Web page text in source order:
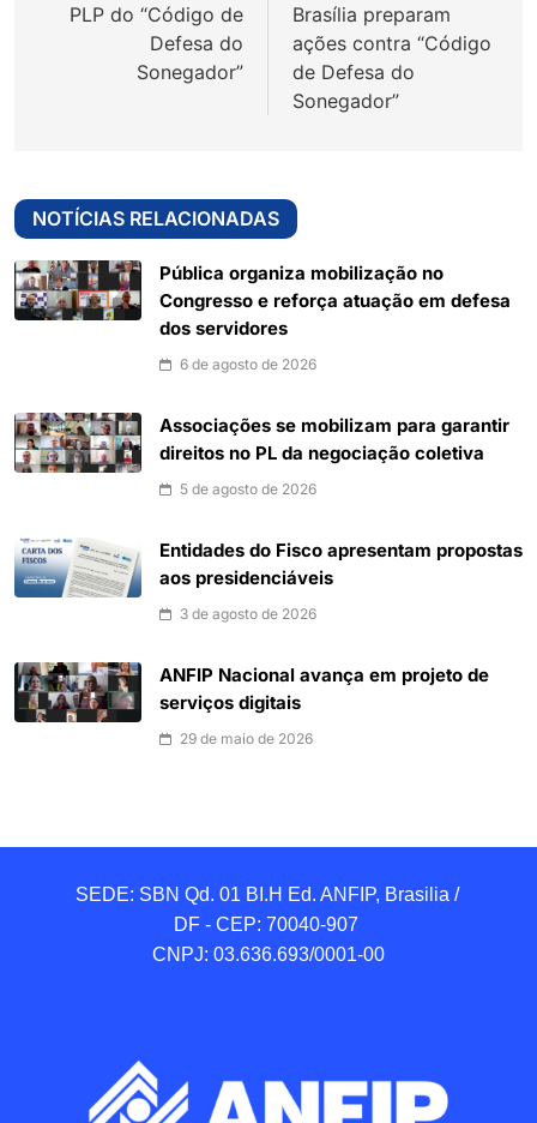
PLP do “Código de
Defesa do
Sonegador”
Brasília preparam
ações contra “Código
de Defesa do
Sonegador”
NOTÍCIAS RELACIONADAS
Pública organiza mobilização no
Congresso e reforça atuação em defesa
dos servidores
6 de agosto de 2026
Associações se mobilizam para garantir
direitos no PL da negociação coletiva
5 de agosto de 2026
Entidades do Fisco apresentam propostas
aos presidenciáveis
3 de agosto de 2026
ANFIP Nacional avança em projeto de
serviços digitais
29 de maio de 2026
SEDE: SBN Qd. 01 BI.H Ed. ANFIP, Brasilia /
DF - CEP: 70040-907
CNPJ: 03.636.693/0001-00